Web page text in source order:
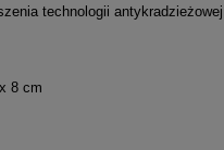
technologii antykradzieżowej
8 cm